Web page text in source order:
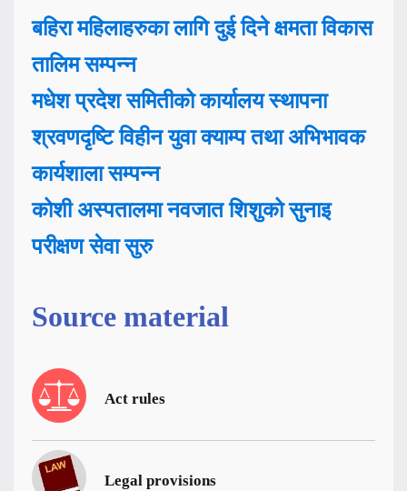
बहिरा महिलाहरुका लागि दुई दिने क्षमता विकास
तालिम सम्पन्न
मधेश प्रदेश समितीको कार्यालय स्थापना
श्रवणदृष्टि विहीन युवा क्याम्प तथा अभिभावक
कार्यशाला सम्पन्न
कोशी अस्पतालमा नवजात शिशुको सुनाइ
परीक्षण सेवा सुरु
Source material
Act rules
Legal provisions